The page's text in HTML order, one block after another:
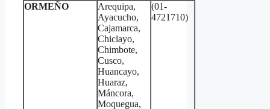
ORMEÑO
Arequipa,
Ayacucho,
Cajamarca,
Chiclayo,
Chimbote,
Cusco,
Huancayo,
Huaraz,
Máncora,
Moquegua,
(01-
4721710)